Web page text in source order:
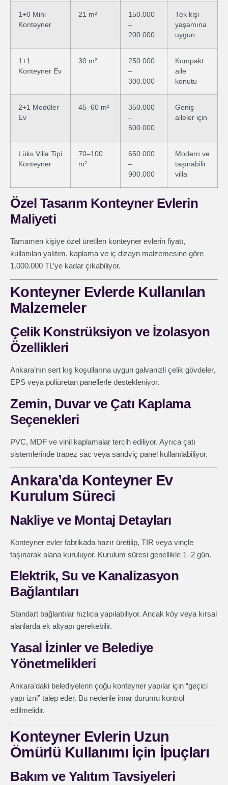
1+0 Mini
Konteyner
21 m²
150.000
–
200.000
Tek kişi
yaşamına
uygun
1+1
Konteyner Ev
30 m²
250.000
–
300.000
Kompakt
aile
konutu
2+1 Modüler
Ev
45–60 m²
350.000
–
500.000
Geniş
aileler için
Lüks Villa Tipi
Konteyner
70–100
m²
650.000
–
900.000
Modern ve
taşınabilir
villa
Özel Tasarım Konteyner Evlerin
Maliyeti
Tamamen kişiye özel üretilen konteyner evlerin fiyatı,
kullanılan yalıtım, kaplama ve iç dizayn malzemesine göre
1.000.000 TL’ye kadar çıkabiliyor.
Konteyner Evlerde Kullanılan
Malzemeler
Çelik Konstrüksiyon ve İzolasyon
Özellikleri
Ankara’nın sert kış koşullarına uygun galvanizli çelik gövdeler,
EPS veya poliüretan panellerle destekleniyor.
Zemin, Duvar ve Çatı Kaplama
Seçenekleri
PVC, MDF ve vinil kaplamalar tercih ediliyor. Ayrıca çatı
sistemlerinde trapez sac veya sandviç panel kullanılabiliyor.
Ankara’da Konteyner Ev
Kurulum Süreci
Nakliye ve Montaj Detayları
Konteyner evler fabrikada hazır üretilip, TIR veya vinçle
taşınarak alana kuruluyor. Kurulum süresi genellikle 1–2 gün.
Elektrik, Su ve Kanalizasyon
Bağlantıları
Standart bağlantılar hızlıca yapılabiliyor. Ancak köy veya kırsal
alanlarda ek altyapı gerekebilir.
Yasal İzinler ve Belediye
Yönetmelikleri
Ankara’daki belediyelerin çoğu konteyner yapılar için “geçici
yapı izni” talep eder. Bu nedenle imar durumu kontrol
edilmelidir.
Konteyner Evlerin Uzun
Ömürlü Kullanımı İçin İpuçları
Bakım ve Yalıtım Tavsiyeleri